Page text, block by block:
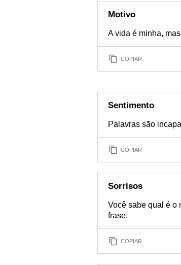
Motivo
A vida é minha,
COPIAR
Sentimento
Palavras são
COPIAR
Sorrisos
Você sabe qual é o
frase.
COPIAR